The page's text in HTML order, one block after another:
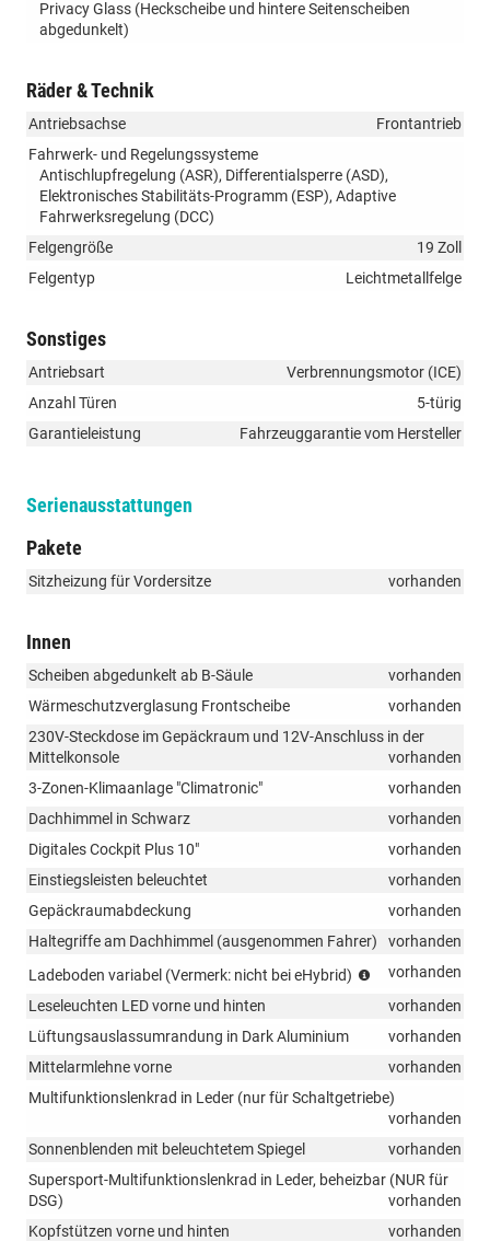
Privacy Glass (Heckscheibe und hintere Seitenscheiben
abgedunkelt)
Räder & Technik
Antriebsachse
Frontantrieb
Fahrwerk- und Regelungssysteme
Antischlupfregelung (ASR), Differentialsperre (ASD),
Elektronisches Stabilitäts-Programm (ESP), Adaptive
Fahrwerksregelung (DCC)
Felgengröße
19 Zoll
Felgentyp
Leichtmetallfelge
Sonstiges
Antriebsart
Verbrennungsmotor (ICE)
Anzahl Türen
5-türig
Garantieleistung
Fahrzeuggarantie vom Hersteller
Serienausstattungen
Pakete
Sitzheizung für Vordersitze vorhanden
Innen
Scheiben abgedunkelt ab B-Säule
vorhanden
Wärmeschutzverglasung Frontscheibe
vorhanden
230V-Steckdose im Gepäckraum und 12V-Anschluss in der
Mittelkonsole
vorhanden
3-Zonen-Klimaanlage "Climatronic"
vorhanden
Dachhimmel in Schwarz
vorhanden
Digitales Cockpit Plus 10"
vorhanden
Einstiegsleisten beleuchtet
vorhanden
Gepäckraumabdeckung
vorhanden
Haltegriffe am Dachhimmel (ausgenommen Fahrer)
vorhanden
Ladeboden variabel (Vermerk: nicht bei eHybrid)
(Vermerk:
bei
eHybrid)
vorhanden
Leseleuchten LED vorne und hinten
vorhanden
Lüftungsauslassumrandung in Dark Aluminium
vorhanden
Mittelarmlehne vorne
vorhanden
Multifunktionslenkrad in Leder (nur für Schaltgetriebe)
vorhanden
Sonnenblenden mit beleuchtetem Spiegel
vorhanden
Supersport-Multifunktionslenkrad in Leder, beheizbar (NUR für
DSG)
vorhanden
Kopfstützen vorne und hinten
vorhanden